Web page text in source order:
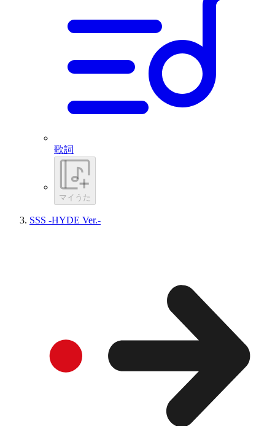
歌詞
マイうた
SSS -HYDE Ver.-